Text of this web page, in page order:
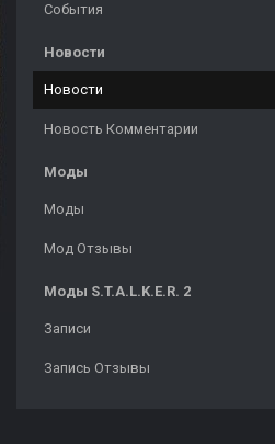
События
Новости
Новости
Новость Комментарии
Моды
Моды
Мод Отзывы
Моды S.T.A.L.K.E.R. 2
Записи
Запись Отзывы